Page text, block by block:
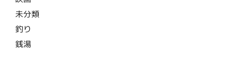
未分類
釣り
銭湯